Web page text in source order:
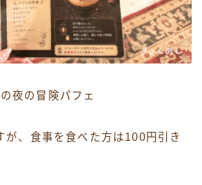
夜の冒険パフェ
が、食事を食べた方は100円引き